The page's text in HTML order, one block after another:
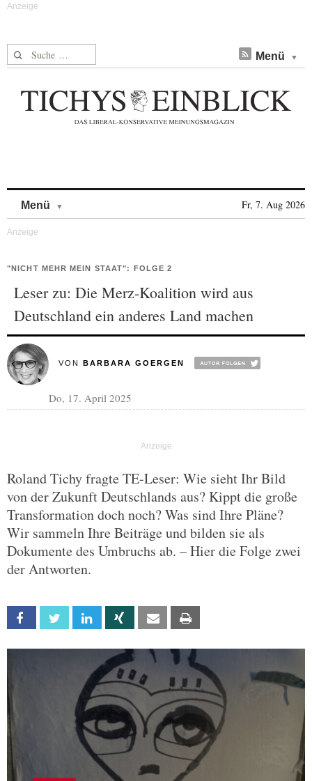
Suche nach: Menü
Menü Fr, 7. Aug 2026
"NICHT MEHR MEIN STAAT": FOLGE 2
Leser zu: Die Merz-Koalition wird aus
Deutschland ein anderes Land machen
VON BARBARA GOERGEN
Do, 17. April 2025
Roland Tichy fragte TE-Leser: Wie sieht Ihr Bild
von der Zukunft Deutschlands aus? Kippt die große
Transformation doch noch? Was sind Ihre Pläne?
Wir sammeln Ihre Beiträge und bilden sie als
Dokumente des Umbruchs ab. – Hier die Folge zwei
der Antworten.
Facebook Twitter Linkedin Xing Email